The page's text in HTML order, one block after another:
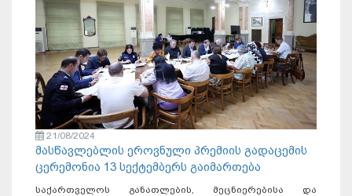
21/08/2024
მასწავლებლის ეროვნული პრემიის გადაცემის
ცერემონია 13 სექტემბერს გაიმართება
საქართველოს განათლების, მეცნიერებისა და